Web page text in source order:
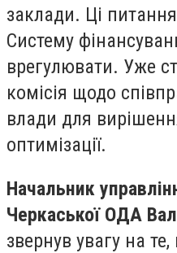
заклади. Ці
Систему
врегулювати. Уже
комісія щодо
влади для
оптимізації.
Начальник
Черкаської ОДА
звернув увагу на те,